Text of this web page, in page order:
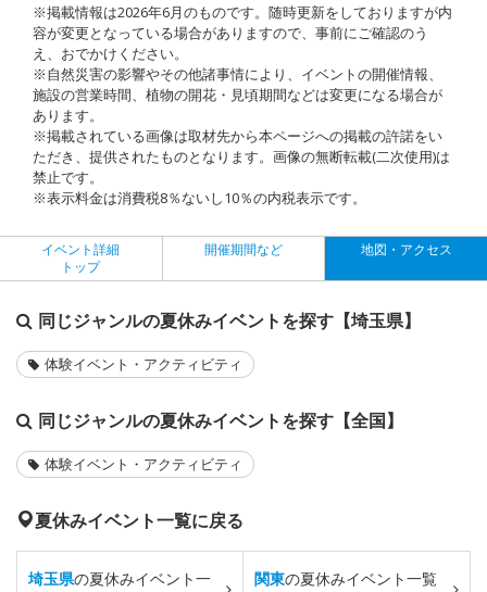
※掲載情報は2026年6月のものです。随時更新をしておりますが内
容が変更となっている場合がありますので、事前にご確認のう
え、おでかけください。
※自然災害の影響やその他諸事情により、イベントの開催情報、
施設の営業時間、植物の開花・見頃期間などは変更になる場合が
あります。
※掲載されている画像は取材先から本ページへの掲載の許諾をい
ただき、提供されたものとなります。画像の無断転載(二次使用)は
禁止です。
※表示料金は消費税8％ないし10％の内税表示です。
イベント詳細
トップ
開催期間など 地図・アクセス
同じジャンルの夏休みイベントを探す【埼玉県】
体験イベント・アクティビティ
同じジャンルの夏休みイベントを探す【全国】
体験イベント・アクティビティ
夏休みイベント一覧に戻る
埼玉県の夏休みイベント一
関東の夏休みイベント一覧